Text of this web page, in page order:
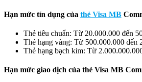
Hạn mức tín dụng của thẻ Visa MB
Thẻ tiêu chuẩn: Từ 20.000.000 đến
Thẻ hạng vàng: Từ 500.000.000
Thẻ hạng bạch kim: Từ
Hạn mức giao dịch của thẻ Visa MB